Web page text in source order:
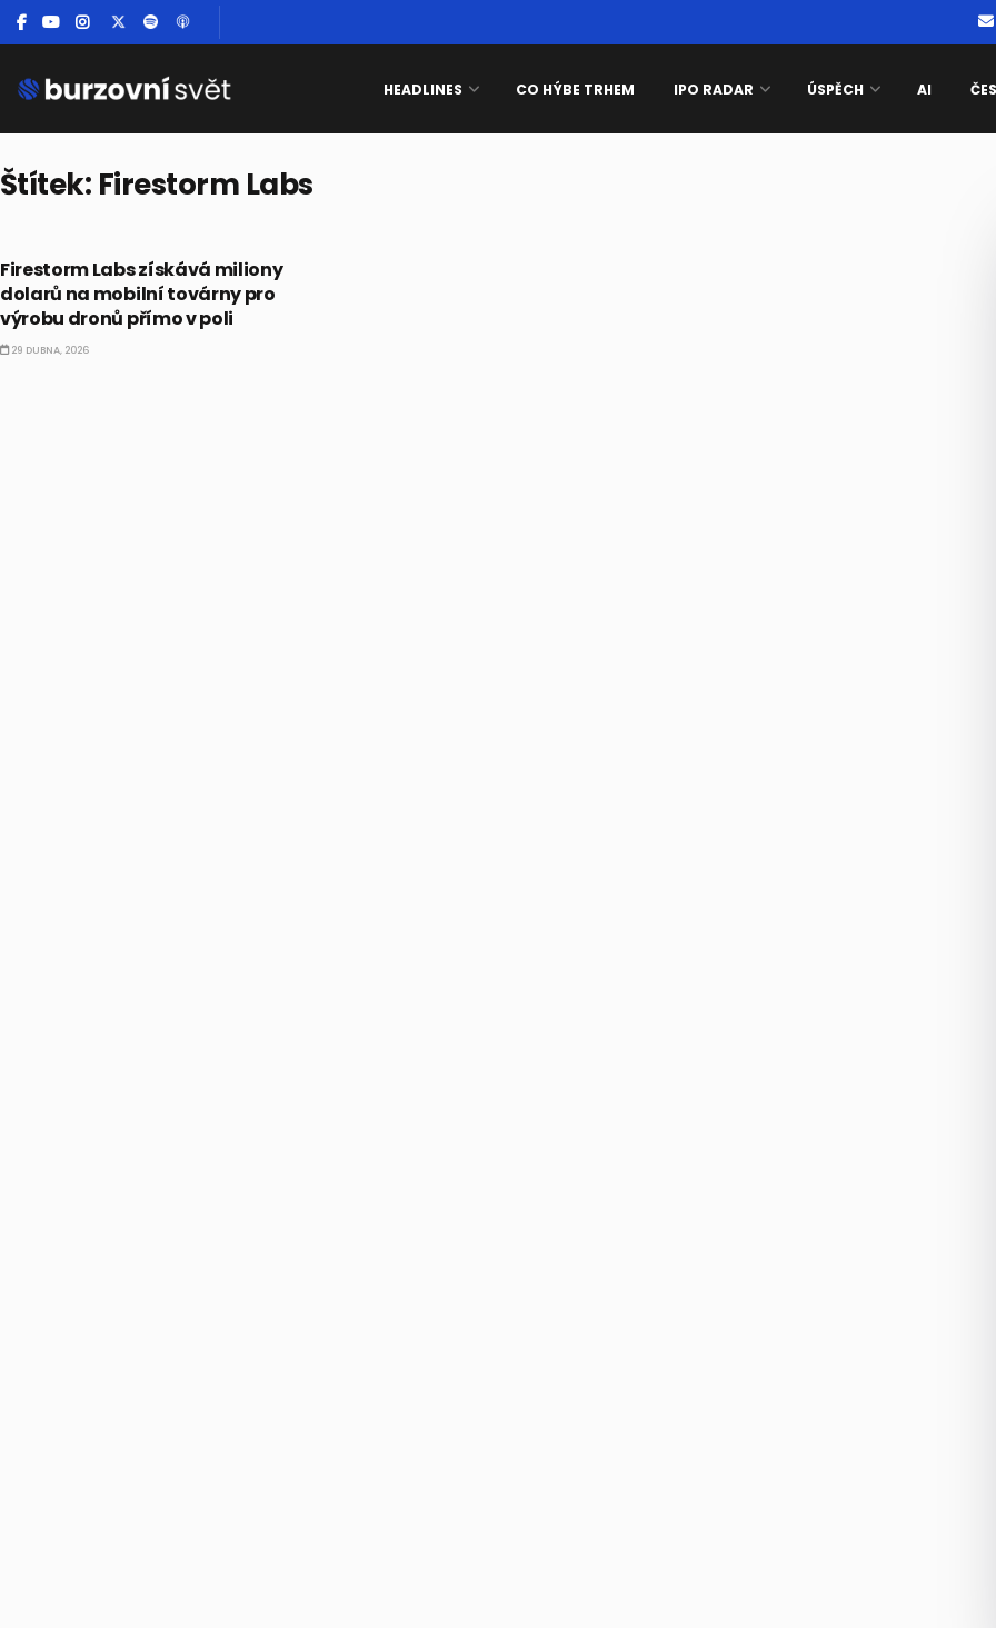
HEADLINES CO HÝBE TRHEM IPO RADAR ÚSPĚCH AI
Štítek: Firestorm Labs
Firestorm Labs získává miliony
dolarů na mobilní továrny pro
výrobu dronů přímo v poli
29 DUBNA, 2026